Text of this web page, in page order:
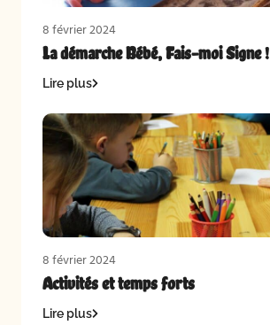
8 février 2024
La démarche Bébé, Fais-moi Signe !
Lire plus
8 février 2024
Activités et temps forts
Lire plus